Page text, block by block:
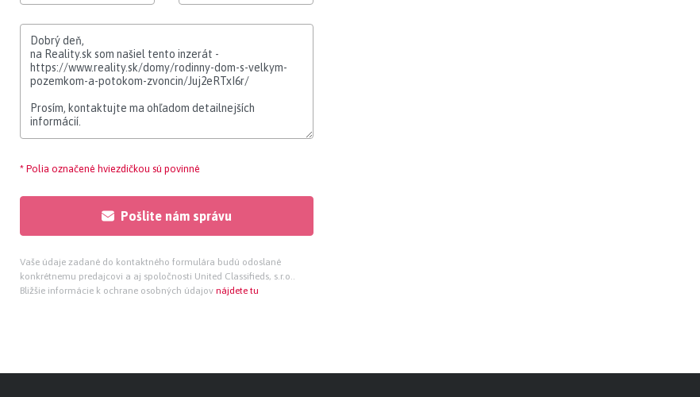
* Polia označené hviezdičkou sú povinné
Pošlite nám správu
Vaše údaje zadané do kontaktného formulára budú odoslané
konkrétnemu predajcovi a aj spoločnosti United Classifieds, s.r.o..
Bližšie informácie k ochrane osobných údajov nájdete tu